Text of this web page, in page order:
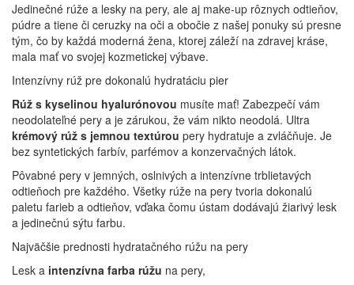
Jedinečné rúže a lesky na pery, ale aj make-up rôznych odtieňov,
púdre a tiene či ceruzky na oči a obočie z našej ponuky sú presne
tým, čo by každá moderná žena, ktorej záleží na zdravej kráse,
mala mať vo svojej kozmetickej výbave.
Intenzívny rúž pre dokonalú hydratáciu pier
Rúž s kyselinou hyalurónovou musíte mať! Zabezpečí vám
neodolateľné pery a je zárukou, že vám nikto neodolá. Ultra
krémový rúž s jemnou textúrou pery hydratuje a zvláčňuje. Je
bez syntetických farbív, parfémov a konzervačných látok.
Pôvabné pery v jemných, oslnivých a intenzívne trblietavých
odtieňoch pre každého. Všetky rúže na pery tvoria dokonalú
paletu farieb a odtieňov, vďaka čomu ústam dodávajú žiarivý lesk
a jedinečnú sýtu farbu.
Najväčšie prednosti hydratačného rúžu na pery
Lesk a intenzívna farba rúžu na pery,